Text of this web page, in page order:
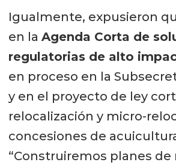
programa de eventual
para el desarrollo
ciudades, será cobrada a
exportadores y a los
de productos.
Igualmente, expusieron
en la Agenda Corta de
regulatorias de alto
en proceso en la
y en el proyecto de ley
relocalización y micro-
concesiones de
“Construiremos planes de